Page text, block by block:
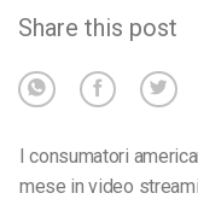
Share this post
I consumatori
mese in video